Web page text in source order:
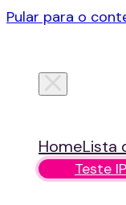
Pular para o
HomeLista
Teste